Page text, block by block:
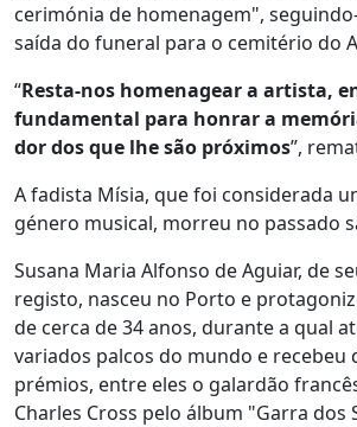
cerimónia de homenagem",
saída do funeral para o cemitério do
“Resta-nos homenagear a artista,
fundamental para honrar a
dor dos que lhe são próximos”,
A fadista Mísia, que foi considerada
género musical, morreu no passado
Susana Maria Alfonso de Aguiar, de
registo, nasceu no Porto e
de cerca de 34 anos, durante a qual
variados palcos do mundo e recebeu
prémios, entre eles o galardão
Charles Cross pelo álbum "Garra dos